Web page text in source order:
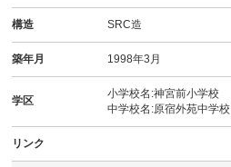
構造 SRC造
築年月 1998年3月
学区
小学校名:神宮前小学校
中学校名:原宿外苑中学校
リンク